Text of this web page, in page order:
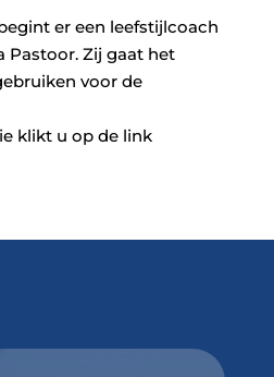
er een leefstijlcoach
Pastoor. Zij gaat het
voor de
klikt u op de link